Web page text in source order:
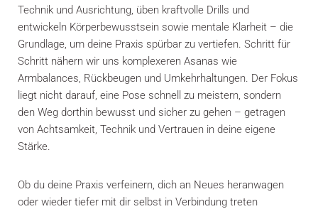
Technik und Ausrichtung, üben kraftvolle Drills und
entwickeln Körperbewusstsein sowie mentale Klarheit – die
Grundlage, um deine Praxis spürbar zu vertiefen. Schritt für
Schritt nähern wir uns komplexeren Asanas wie
Armbalances, Rückbeugen und Umkehrhaltungen. Der Fokus
liegt nicht darauf, eine Pose schnell zu meistern, sondern
den Weg dorthin bewusst und sicher zu gehen – getragen
von Achtsamkeit, Technik und Vertrauen in deine eigene
Stärke.
Ob du deine Praxis verfeinern, dich an Neues heranwagen
oder wieder tiefer mit dir selbst in Verbindung treten